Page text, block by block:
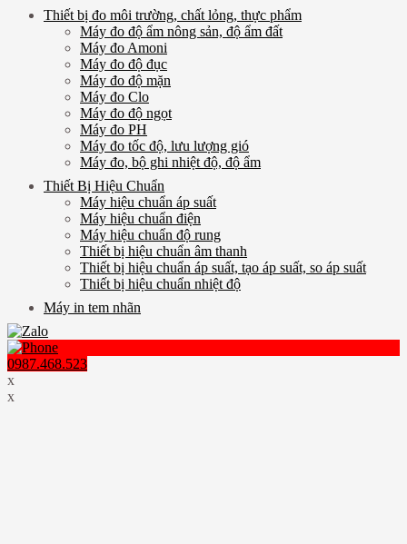
Thiết bị đo môi trường, chất lỏng, thực phẩm
Máy đo độ ẩm nông sản, độ ẩm đất
Máy đo Amoni
Máy đo độ đục
Máy đo độ mặn
Máy đo Clo
Máy đo độ ngọt
Máy đo PH
Máy đo tốc độ, lưu lượng gió
Máy đo, bộ ghi nhiệt độ, độ ẩm
Thiết Bị Hiệu Chuẩn
Máy hiệu chuẩn áp suất
Máy hiệu chuẩn điện
Máy hiệu chuẩn độ rung
Thiết bị hiệu chuẩn âm thanh
Thiết bị hiệu chuẩn áp suất, tạo áp suất, so áp suất
Thiết bị hiệu chuẩn nhiệt độ
Máy in tem nhãn
0987.468.523
x
x